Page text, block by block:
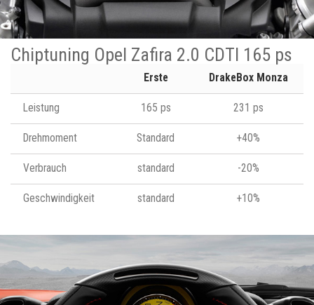
Chiptuning Opel Zafira 2.0 CDTI 165 ps
Erste DrakeBox Monza
Leistung 165 ps 231 ps
Drehmoment Standard +40%
Verbrauch standard -20%
Geschwindigkeit standard +10%